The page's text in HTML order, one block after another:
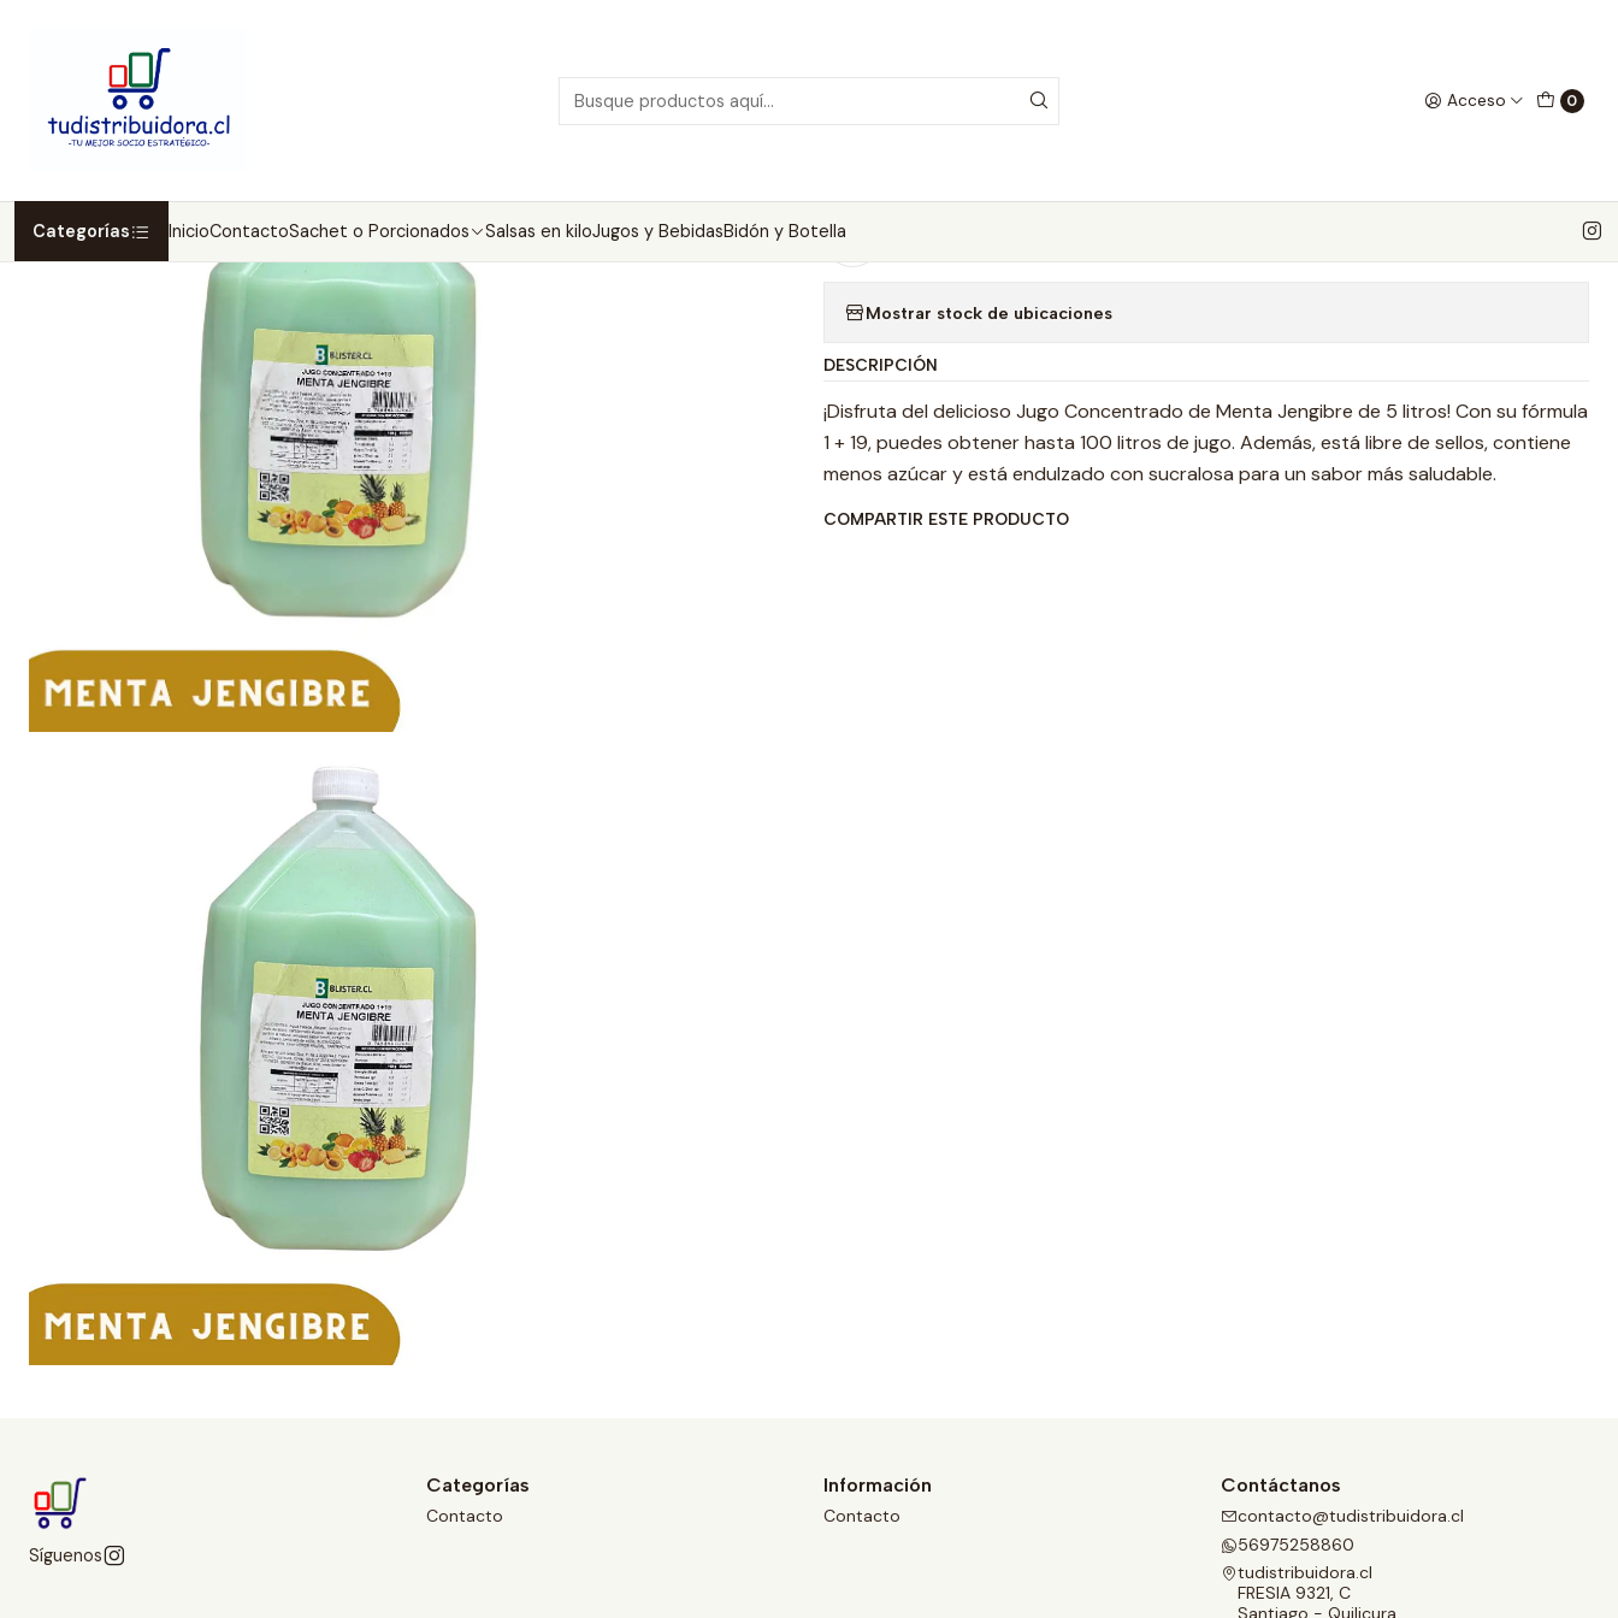
Acceso 0
Categorías InicioContactoSachet o Porcionados Salsas en kiloJugos y BebidasBidón y Botella
Jugo Concentrado 5 litros Sabor Menta
Mostrar stock de ubicaciones
DESCRIPCIÓN
¡Disfruta del delicioso Jugo Concentrado de Menta Jengibre de 5 litros! Con su fórmula
1 + 19, puedes obtener hasta 100 litros de jugo. Además, está libre de sellos, contiene
menos azúcar y está endulzado con sucralosa para un sabor más saludable.
COMPARTIR ESTE PRODUCTO
Síguenos
Categorías
Contacto
Información
Contacto
Contáctanos
contacto@tudistribuidora.cl
56975258860
tudistribuidora.cl
FRESIA 9321, C
Santiago - Quilicura